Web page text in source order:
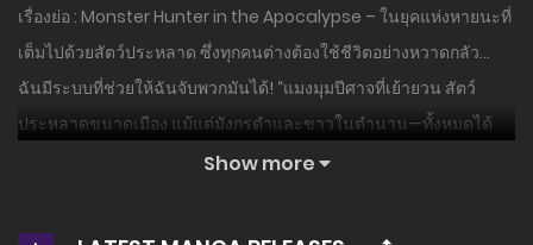
เรื่องย่อ : Monster Hunter in the Apocalypse – ในยุคแห่งหายนะที่
เต็มไปด้วยสัตว์ประหลาด ซึ่งทุกคนต่างต้องใช้ชีวิตอย่างหวาดกลัว…
ฉันมีระบบที่ช่วยให้ฉันจับพวกมันได้! “แมงมุมปีศาจที่เย้ายวน สัตว์
ประหลาดขนาดเมือง แม้แต่มังกรดำและขาวในตำนาน—ทั้งหมดได้
กลายมาเป็นสัตว์เลี้ยงของฉันแล้ว…!
Show more